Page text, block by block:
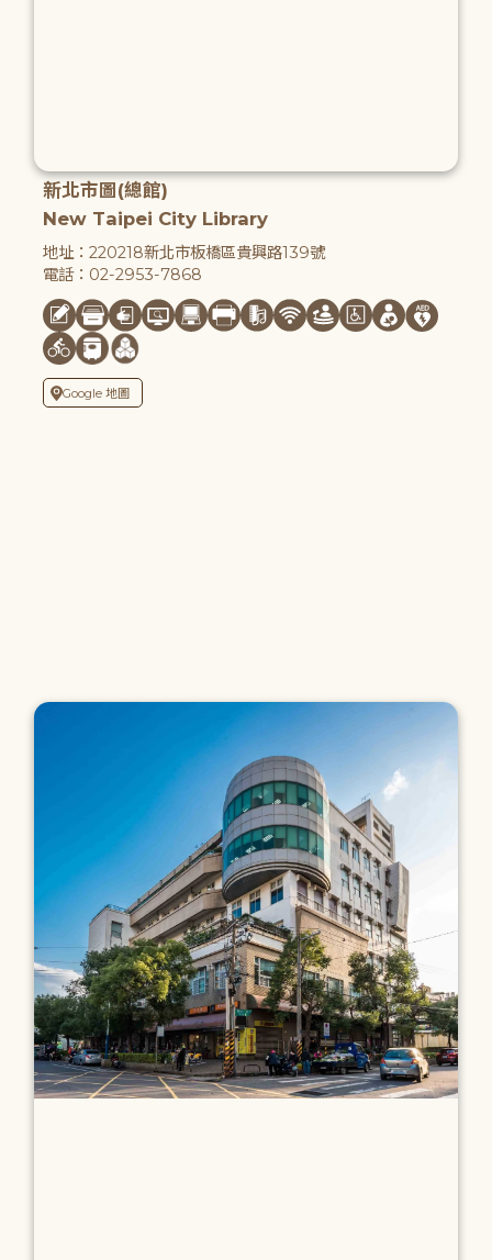
新北市圖(總館)
New Taipei City Library
地址：220218新北市板橋區貴興路139號
電話：02-2953-7868
Google 地圖